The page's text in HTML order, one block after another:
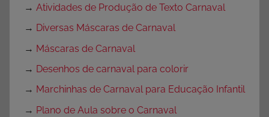
→ Atividades de Produção de Texto Carnaval
→ Diversas Máscaras de Carnaval
→ Máscaras de Carnaval
→ Desenhos de carnaval para colorir
→ Marchinhas de Carnaval para Educação Infantil
→ Plano de Aula sobre o Carnaval